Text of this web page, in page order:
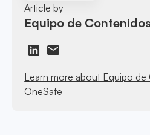
Article by
Equipo de
Learn more about Equipo
OneSafe